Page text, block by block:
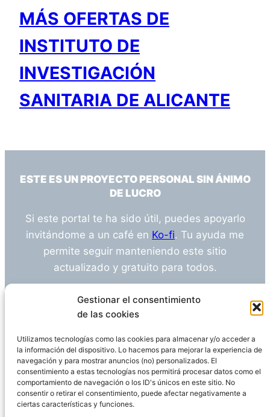
Gestionar el consentimiento
de las cookies
Utilizamos tecnologías como las cookies para almacenar y/o acceder a
la información del dispositivo. Lo hacemos para mejorar la experiencia de
navegación y para mostrar anuncios (no) personalizados. El
consentimiento a estas tecnologías nos permitirá procesar datos como el
comportamiento de navegación o los ID's únicos en este sitio. No
consentir o retirar el consentimiento, puede afectar negativamente a
ciertas características y funciones.
MÁS OFERTAS DE
INSTITUTO DE
INVESTIGACIÓN
SANITARIA DE ALICANTE
ESTE ES UN PROYECTO PERSONAL SIN ÁNIMO
DE LUCRO
Si este portal te ha sido útil, puedes apoyarlo
invitándome a un café en Ko-fi. Tu ayuda me
permite seguir manteniendo este sitio
actualizado y gratuito para todos.
¿Tienes alguna duda o sugerencia? Escríbeme
info@empleosanitarioinvestigacion.es
Descargo de Responsabilidad
Declaración de Privacidad Política de cookies